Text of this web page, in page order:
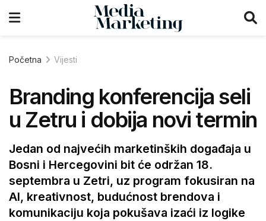
Početna Vijesti
Branding konferencija seli
u Zetru i dobija novi termin
Jedan od najvećih marketinških događaja u
Bosni i Hercegovini bit će održan 18.
septembra u Zetri, uz program fokusiran na
AI, kreativnost, budućnost brendova i
komunikaciju koja pokušava izaći iz logike